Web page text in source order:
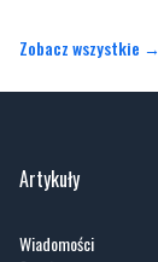
Zobacz wszystkie →
Artykuły
Wiadomości